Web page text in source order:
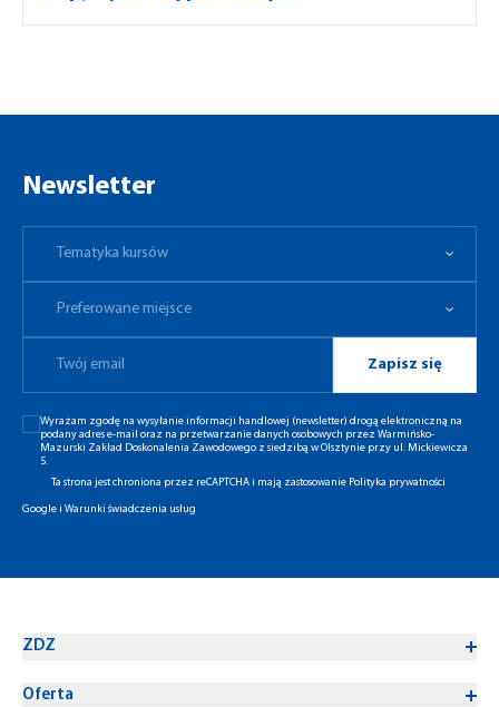
Newsletter
Tematyka kursów
Preferowane miejsce
Zapisz się
Wyrażam zgodę na wysyłanie informacji handlowej (newsletter) drogą elektroniczną na
podany adres e-mail oraz na przetwarzanie danych osobowych przez Warmińsko-
Mazurski Zakład Doskonalenia Zawodowego z siedzibą w Olsztynie przy ul. Mickiewicza
5.
Ta strona jest chroniona przez reCAPTCHA i mają zastosowanie Polityka prywatności
Googlei Warunki świadczenia usług
ZDZ
Oferta